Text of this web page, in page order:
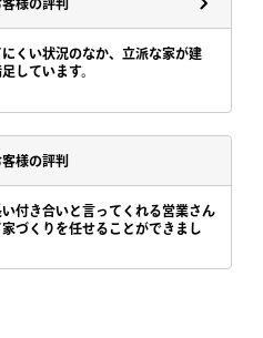
様の評判
付き合いと言ってくれる営業さん
づくりを任せることができまし
様の評判
くい状況のなか、立派な家が建
しています。